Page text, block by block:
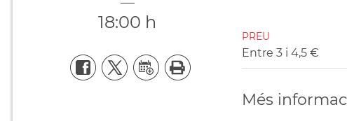
18:00 h
PREU
Entre 3 i 4,5 €
Més